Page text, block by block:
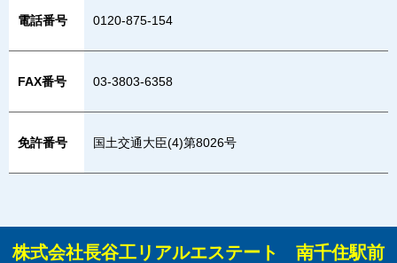
電話番号 0120-875-154
FAX番号 03-3803-6358
免許番号 国土交通大臣(4)第8026号
株式会社長谷工リアルエステート 南千住駅前